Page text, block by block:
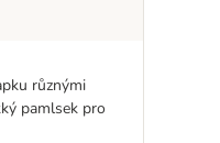
různými
pamlsek pro